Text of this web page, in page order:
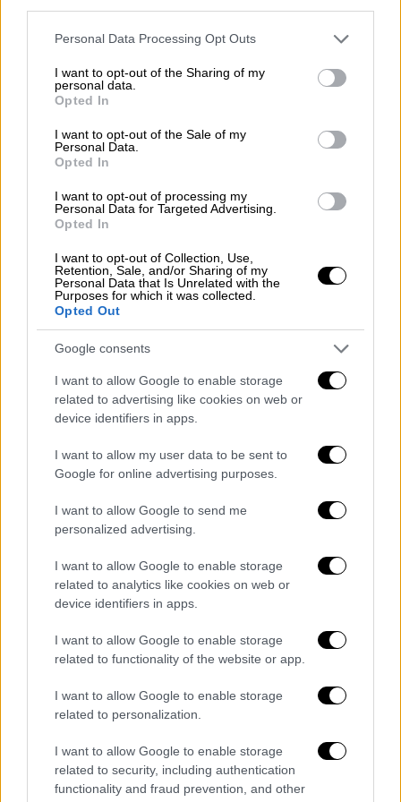
Please note that this website/app uses one or more Google
not limited to your visit or usage behaviour. You may click to
grant or deny consent to Google and its third-party tags to
use your data for below specified purposes in below Google
consent section.
Personal Data Processing Opt Outs
I want to opt-out of the Sharing of my
personal data.
Opted In
I want to opt-out of the Sale of my
Personal Data.
Opted In
I want to opt-out of processing my
Personal Data for Targeted Advertising.
Opted In
I want to opt-out of Collection, Use,
Retention, Sale, and/or Sharing of my
Personal Data that Is Unrelated with the
Purposes for which it was collected.
Opted Out
Google consents
I want to allow Google to enable storage
related to advertising like cookies on web or
device identifiers in apps.
I want to allow my user data to be sent to
Google for online advertising purposes.
I want to allow Google to send me
personalized advertising.
I want to allow Google to enable storage
related to analytics like cookies on web or
device identifiers in apps.
I want to allow Google to enable storage
related to functionality of the website or app.
I want to allow Google to enable storage
related to personalization.
I want to allow Google to enable storage
related to security, including authentication
functionality and fraud prevention, and other
καταληφθεί από εμμονές πως
έχουν
έρθει στηνΕλλάδακαι τον παρακολουθούν
για να του κάνουν κακό, ενώ την ίδια ώρα
συνεργαζόταν μαζί τους σε όλο αυτό και
κάπως έτσι σχεδίασε στο μυαλό του να τον
σκοτώσει, ενώ πριν από 10 ημέρες πήγε σε
σούπερ μάρκετ και αγόρασε το φονικό
μαχαίρι.
35χρονοςκατάφερε πολλαπλές μαχαιριές
στον λαιμό, την πλάτη, το χέρι και το πόδι
του εργοδότη του και πατέρα τριών παιδιών,
τραυματίζοντάς τον θανάσιμα, ενώ όταν
δολοφονία και μίλησε για προσωπικές
διαφορές. Πάντως, σύμφωνα με την
θύμα και δράστης είχαν οικονομικές
διαφορές.
Kαλαμάτα: Πώς έγινε η φρικτή
δολοφονία